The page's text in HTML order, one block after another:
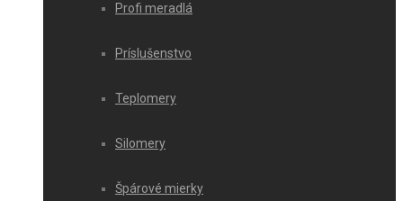
Profi meradlá
Príslušenstvo
Teplomery
Silomery
Špárové mierky